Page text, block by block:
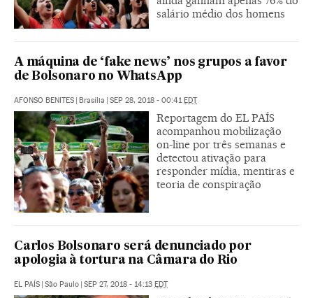
salário médio dos homens
A máquina de ‘fake news’ nos grupos a favor
de Bolsonaro no WhatsApp
AFONSO BENITES | Brasília | SEP 28, 2018 - 00:41EDT
Reportagem do EL PAÍS
acompanhou mobilização
on-line por três semanas e
detectou ativação para
responder mídia, mentiras e
teoria de conspiração
Carlos Bolsonaro será denunciado por
apologia à tortura na Câmara do Rio
EL PAÍS | São Paulo | SEP 27, 2018 - 14:13 EDT